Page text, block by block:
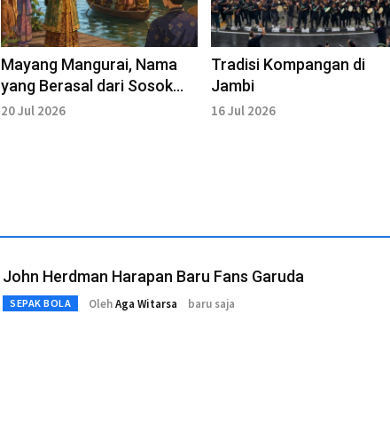
Mayang Mangurai, Nama
yang Berasal dari Sosok
Putri dalam Sejarah dan
20 Jul 2026
Tradisi Kompangan di
Jambi
16 Jul 2026
John Herdman Harapan Baru Fans Garuda
SEPAK BOLA OlehAga Witarsa baru saja